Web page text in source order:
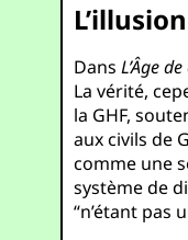
DansL’Âge
La vérité,
la GHF,
aux civils de
comme une
système de
“n’étant pas